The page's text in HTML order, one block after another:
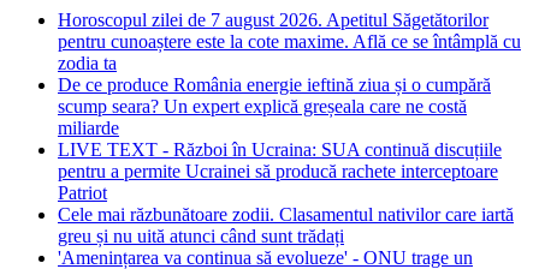
Horoscopul zilei de 7 august 2026. Apetitul Săgetătorilor
pentru cunoaștere este la cote maxime. Află ce se întâmplă cu
zodia ta
De ce produce România energie ieftină ziua și o cumpără
scump seara? Un expert explică greșeala care ne costă
miliarde
LIVE TEXT - Război în Ucraina: SUA continuă discuțiile
pentru a permite Ucrainei să producă rachete interceptoare
Patriot
Cele mai răzbunătoare zodii. Clasamentul nativilor care iartă
greu și nu uită atunci când sunt trădați
'Amenințarea va continua să evolueze' - ONU trage un